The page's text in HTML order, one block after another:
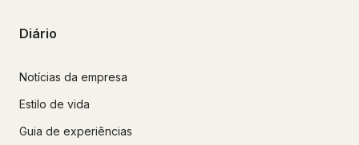
Diário
Notícias da empresa
Estilo de vida
Guia de experiências